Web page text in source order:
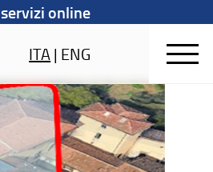
servizi online
ITA| ENG